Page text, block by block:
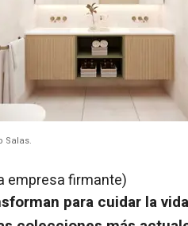
Salas.
empresa firmante)
para cuidar la